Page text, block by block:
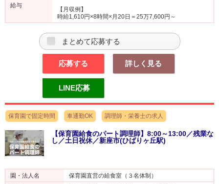
給与
【月収例】
時給1,610円×8時間×月20日＝25万7,600円～
まとめて応募する
応募する 詳しく見る
LINE応募
保育園で固定時間 車通勤OK 調理師・栄養士の求人
【保育園給食のパート調理師】8:00～13:00／残業な
し／土日祝休／新座市(ひばりヶ丘駅)
園・法人名
保育園直営の給食室（３名体制）